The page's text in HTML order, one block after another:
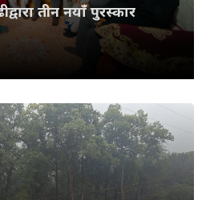
तीन नयाँ पुरस्कार